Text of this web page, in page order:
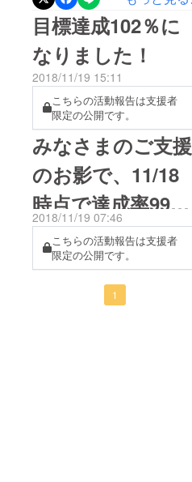
しています！リターンにご
用意したデニムパンツの在
庫もまだまだありますの
で、「どうしようかなぁ」
と迷っている方、ぜひ、
「"キタイ"にこたえる試着
会」にお越しいただき、実
際の履き心地を体感してく
ださい。後ろ側は、スェッ
トやジャージ素材にしてい
るので、とても履きやす
く、履かせやすいんです
なく、座る体制が長い方に
あえず“最終日です。ぜひ、
ららぽーと豊洲にお越しく
ださい！こちらのページで
紹介しているリデザイン服
に、加え、リデザイン・デ
ニムパンツを展示していま
す。明日は、リデザイン前
のオリジナルのデニムパン
ツもご覧頂けます。“デニム
パンツ“のご支援に迷ってい
る方は、明日は、ららぽー
と豊洲に！午後1時から5時
までCO-FUKUメンバーがお
待ちしております。
目標達成102％に
なりました！
2018/11/19 15:11
こちらの活動報告は支援者
限定の公開です。
みなさまのご支援
のお影で、11/18
時点で達成率99％
になりました！
2018/11/19 07:46
こちらの活動報告は支援者
限定の公開です。
1